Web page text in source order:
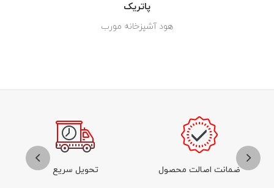
پاتریک
هود آشپزخانه مورب
ضمانت اصالت محصول تحویل سریع